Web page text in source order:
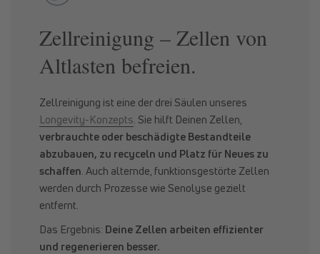
Zellreinigung – Zellen von
Altlasten befreien.
Zellreinigung ist eine der drei Säulen unseres
Longevity-Konzepts . Sie hilft Deinen Zellen,
verbrauchte oder beschädigte Bestandteile
abzubauen, zu recyceln und Platz für Neues zu
schaffen . Auch alternde, funktionsgestörte Zellen
werden durch Prozesse wie Senolyse gezielt
entfernt.
Das Ergebnis: Deine Zellen arbeiten effizienter
und regenerieren besser.